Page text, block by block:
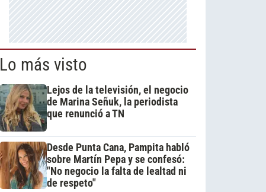
Lo más visto
Lejos de la televisión, el negocio
de Marina Señuk, la periodista
que renunció a TN
Desde Punta Cana, Pampita habló
sobre Martín Pepa y se confesó:
"No negocio la falta de lealtad ni
de respeto"